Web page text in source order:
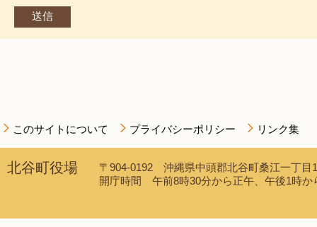
このサイトについて プライバシーポリシー リンク集
北谷町役場
〒904-0192 沖縄県中頭郡北谷町桑江一丁
開庁時間 午前8時30分から正午、午後1時か